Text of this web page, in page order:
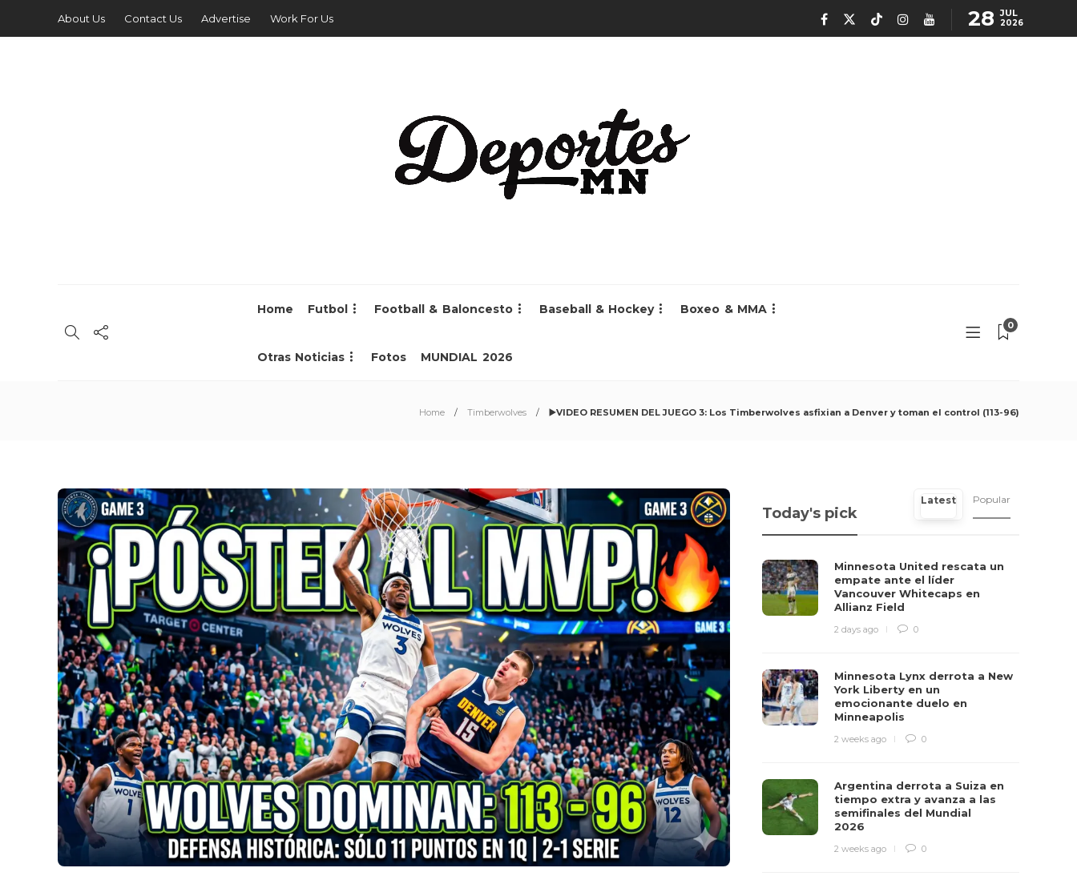
About Us Contact Us Advertise Work For Us 28 JUL
2026
Home Futbol Football & Baloncesto Baseball & Hockey Boxeo & MMA
Otras Noticias Fotos MUNDIAL 2026
0
Home Timberwolves ▶️VIDEO RESUMEN DEL JUEGO 3: Los Timberwolves asfixian a Denver y toman el control (113-96)
Today's pick
Latest Popular
Minnesota United rescata un
empate ante el líder
Vancouver Whitecaps en
Allianz Field
2 days ago 0
Minnesota Lynx derrota a New
York Liberty en un
emocionante duelo en
Minneapolis
2 weeks ago 0
Argentina derrota a Suiza en
tiempo extra y avanza a las
semifinales del Mundial
2026
2 weeks ago 0